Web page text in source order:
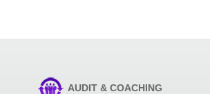
AUDIT & COACHING